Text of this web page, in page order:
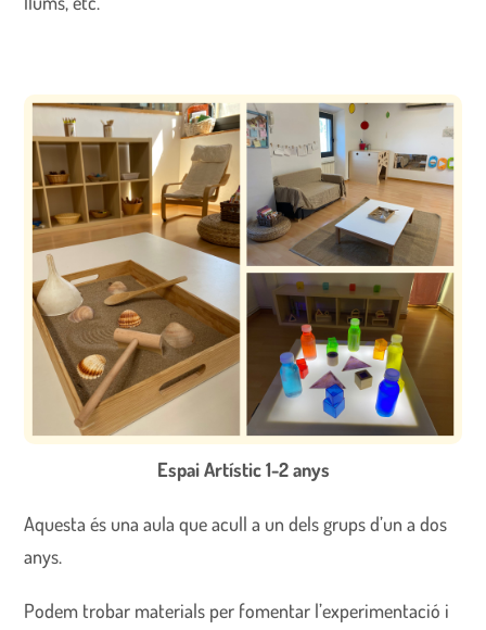
Espai Artístic 1-2 anys
Aquesta és una aula que acull a un dels grups d’un a dos
anys.
Podem trobar materials per fomentar l’experimentació i